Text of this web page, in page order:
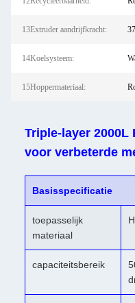
13Extruder aandrijfkracht:
14Koelsysteem:
15Hoppermateriaal:
Triple-layer
voor verbeterde
Basisspecificatie
toepasselijk
materiaal
capaciteitsbereik